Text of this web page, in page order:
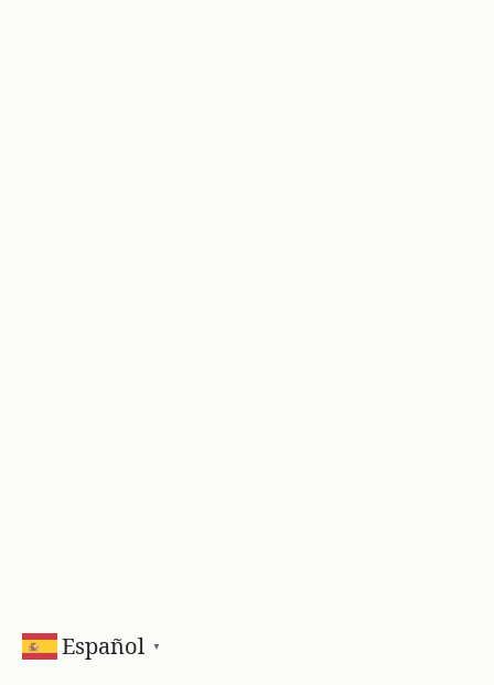
Español ▼